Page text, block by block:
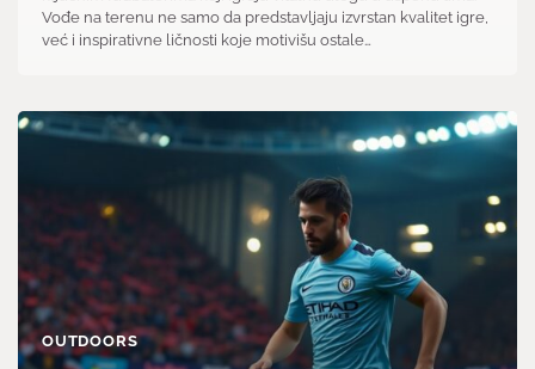
Vođe na terenu ne samo da predstavljaju izvrstan kvalitet igre,
već i inspirativne ličnosti koje motivišu ostale…
OUTDOORS